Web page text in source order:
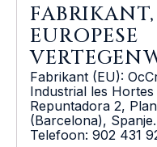
EUROPESE
Fabrikant (EU):
Industrial les
Repuntadora 2,
(Barcelona),
Telefoon: 902 431